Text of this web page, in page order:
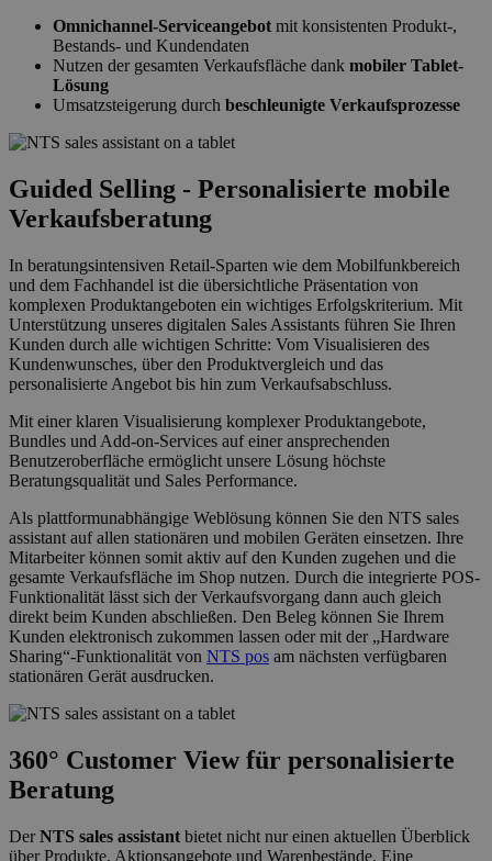
Omnichannel-Serviceangebot mit konsistenten Produkt-,
Bestands- und Kundendaten
Nutzen der gesamten Verkaufsfläche dank mobiler Tablet-
Lösung
Umsatzsteigerung durch beschleunigte Verkaufsprozesse
Guided Selling - Personalisierte mobile
Verkaufsberatung
In beratungsintensiven Retail-Sparten wie dem Mobilfunkbereich
und dem Fachhandel ist die übersichtliche Präsentation von
komplexen Produktangeboten ein wichtiges Erfolgskriterium. Mit
Unterstützung unseres digitalen Sales Assistants führen Sie Ihren
Kunden durch alle wichtigen Schritte: Vom Visualisieren des
Kundenwunsches, über den Produktvergleich und das
personalisierte Angebot bis hin zum Verkaufsabschluss.
Mit einer klaren Visualisierung komplexer Produktangebote,
Bundles und Add-on-Services auf einer ansprechenden
Benutzeroberfläche ermöglicht unsere Lösung höchste
Beratungsqualität und Sales Performance.
Als plattformunabhängige Weblösung können Sie den NTS sales
assistant auf allen stationären und mobilen Geräten einsetzen. Ihre
Mitarbeiter können somit aktiv auf den Kunden zugehen und die
gesamte Verkaufsfläche im Shop nutzen. Durch die integrierte POS-
Funktionalität lässt sich der Verkaufsvorgang dann auch gleich
direkt beim Kunden abschließen. Den Beleg können Sie Ihrem
Kunden elektronisch zukommen lassen oder mit der „Hardware
Sharing“-Funktionalität von NTS pos am nächsten verfügbaren
stationären Gerät ausdrucken.
360° Customer View für personalisierte
Beratung
DerNTS sales assistant bietet nicht nur einen aktuellen Überblick
über Produkte, Aktionsangebote und Warenbestände. Eine